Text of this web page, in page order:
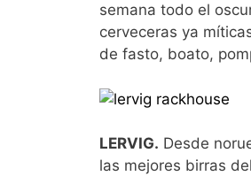
semana todo el
cerveceras ya
de fasto, boato,
LERVIG. Desde
las mejores birras